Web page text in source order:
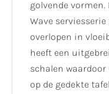
golvende vormen.
Wave
overlopen in
heeft een
schalen
op de gedekte